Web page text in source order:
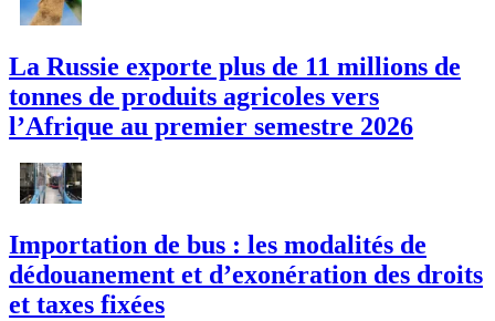
La Russie exporte plus de 11 millions de
tonnes de produits agricoles vers
l’Afrique au premier semestre 2026
Importation de bus : les modalités de
dédouanement et d’exonération des droits
et taxes fixées